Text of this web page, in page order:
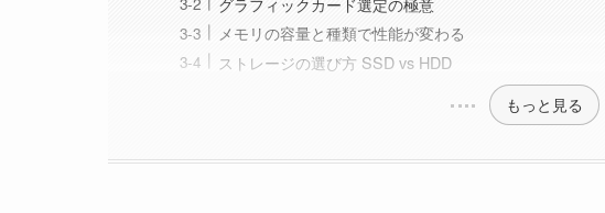
メモリの容量と種類で性能が変わる
ストレージの選び方 SSD vs HDD
もっと見る